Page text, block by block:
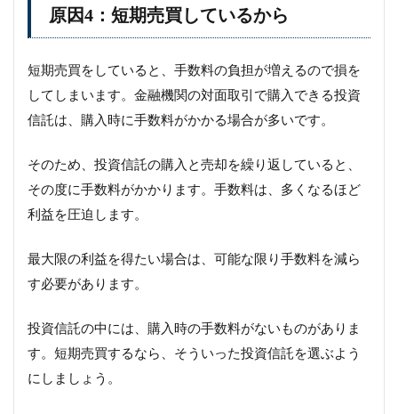
原因4：短期売買しているから
短期売買をしていると、手数料の負担が増えるので損を
してしまいます。金融機関の対面取引で購入できる投資
信託は、購入時に手数料がかかる場合が多いです。
そのため、投資信託の購入と売却を繰り返していると、
その度に手数料がかかります。手数料は、多くなるほど
利益を圧迫します。
最大限の利益を得たい場合は、可能な限り手数料を減ら
す必要があります。
投資信託の中には、購入時の手数料がないものがありま
す。短期売買するなら、そういった投資信託を選ぶよう
にしましょう。